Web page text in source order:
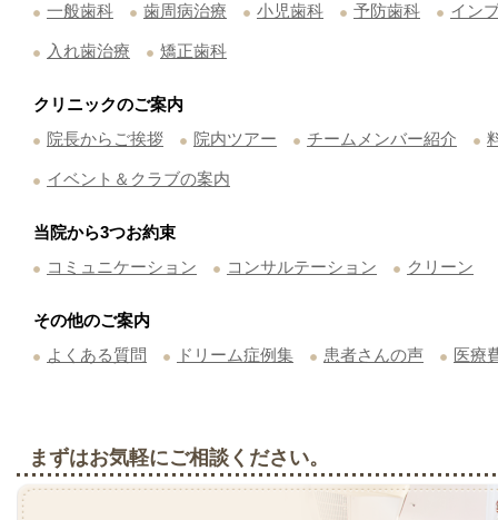
一般歯科
歯周病治療 小児歯科 予防歯科 イン
入れ歯治療 矯正歯科
クリニックのご案内
院長からご挨拶
院内ツアー チームメンバー紹介
イベント＆クラブの案内
当院から3つお約束
コミュニケーション
コンサルテーション クリーン
その他のご案内
よくある質問
ドリーム症例集 患者さんの声 医療
まずはお気軽にご相談ください。